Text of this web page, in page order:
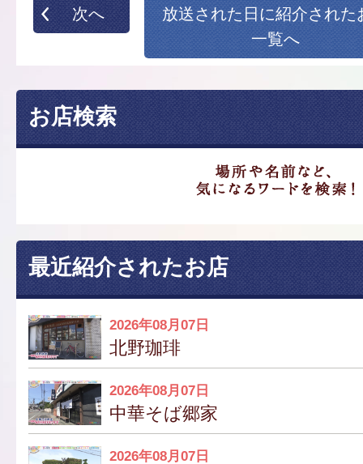
次へ
放送された日に紹介された
一覧へ
お店検索
最近紹介されたお店
2026年08月07日
北野珈琲
2026年08月07日
中華そば郷家
2026年08月07日